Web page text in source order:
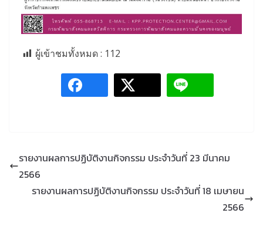
ผู้เข้าชมทั้งหมด : 112
รายงานผลการปฏิบัติงานกิจกรรม ประจำวันที่ 23 มีนาคม
2566
รายงานผลการปฏิบัติงานกิจกรรม ประจำวันที่ 18 เมษายน
2566